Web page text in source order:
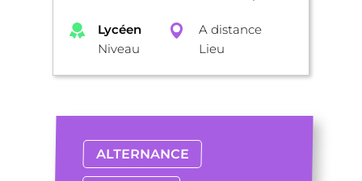
Lycéen
Niveau
A distance
Lieu
ALTERNANCE